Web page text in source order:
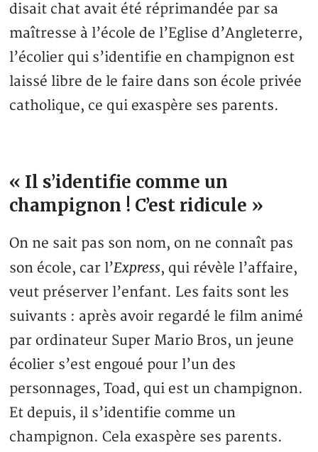
disait chat avait été réprimandée par sa
maîtresse à l’école de l’Eglise d’Angleterre,
l’écolier qui s’identifie en champignon est
laissé libre de le faire dans son école privée
catholique, ce qui exaspère ses parents.
« Il s’identifie comme un
champignon ! C’est ridicule »
On ne sait pas son nom, on ne connaît pas
son école, car l’Express, qui révèle l’affaire,
veut préserver l’enfant. Les faits sont les
suivants : après avoir regardé le film animé
par ordinateur Super Mario Bros, un jeune
écolier s’est engoué pour l’un des
personnages, Toad, qui est un champignon.
Et depuis, il s’identifie comme un
champignon. Cela exaspère ses parents.